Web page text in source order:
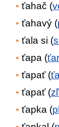
ťahač (
ťahavý (
ťala si (
ťapa (
ťapať (
ťapať (
ťapka (